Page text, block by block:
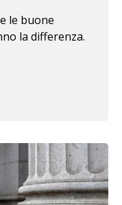
le buone
la differenza.